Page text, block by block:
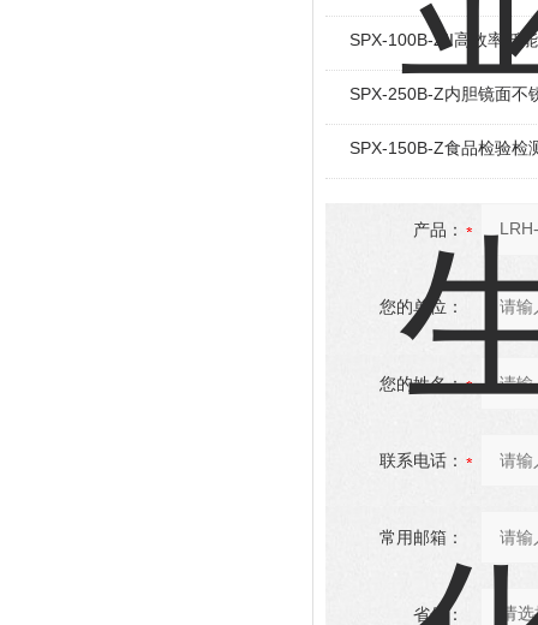
SPX-100B-ZII高效率低
SPX-250B-Z内胆镜面不
SPX-150B-Z食品检验检
产品：
您的单位：
您的姓名：
联系电话：
常用邮箱：
省份：